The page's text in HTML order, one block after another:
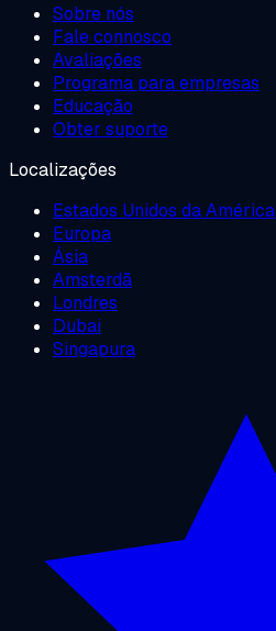
Sobre nós
Fale connosco
Avaliações
Programa para empresas
Educação
Obter suporte
Localizações
Estados Unidos da América
Europa
Ásia
Amsterdã
Londres
Dubai
Singapura